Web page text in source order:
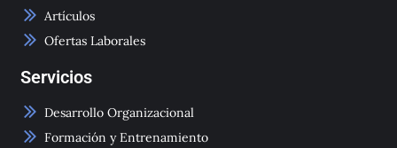
Artículos
Ofertas Laborales
Servicios
Desarrollo Organizacional
Formación y Entrenamiento